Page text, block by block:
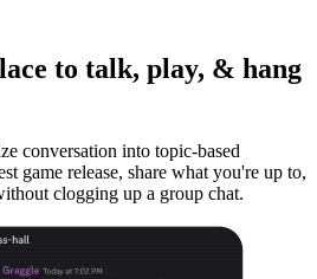
to talk, play, & hang
conversation into topic-based
game release, share what you're up to,
clogging up a group chat.